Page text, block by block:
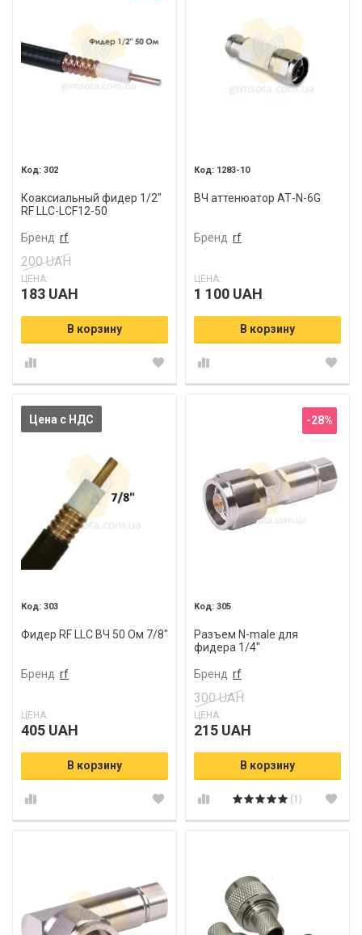
302
Коаксиальный фидер 1/2"
RF LLC-LCF12-50
Бренд rf
200 UAH
ЦЕНА:
183 UAH
В корзину
1283-10
ВЧ аттенюатор АТ-N-6G
Бренд rf
ЦЕНА:
1 100 UAH
В корзину
Цена с НДС
303
Фидер RF LLC ВЧ 50 Ом 7/8"
Бренд rf
ЦЕНА:
405 UAH
В корзину
-28%
305
Разъем N-male для
фидера 1/4"
Бренд rf
300 UAH
ЦЕНА:
215 UAH
В корзину
(1)